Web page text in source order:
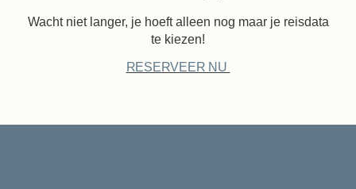
Wacht niet langer, je hoeft alleen nog maar je reisdata
te kiezen!
RESERVEER NU